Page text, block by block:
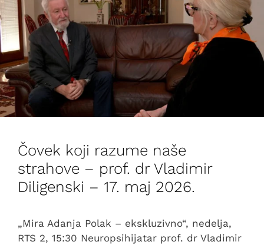
Čovek koji razume naše
strahove – prof. dr Vladimir
Diligenski – 17. maj 2026.
„Mira Adanja Polak – ekskluzivno“, nedelja,
RTS 2, 15:30 Neuropsihijatar prof. dr Vladimir